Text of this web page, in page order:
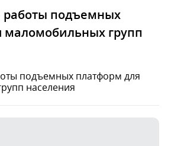
подъемных
маломобильных групп
подъемных платформ для
населения